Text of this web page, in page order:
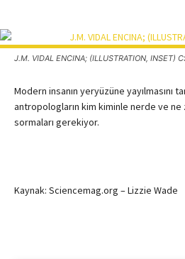
J.M. VIDAL ENCINA; (ILLUSTRATION, INSET)
Modern insanın yeryüzüne yayılmasını
antropologların kim kiminle nerde ve ne
sormaları gerekiyor.
Kaynak: Sciencemag.org – Lizzie Wade